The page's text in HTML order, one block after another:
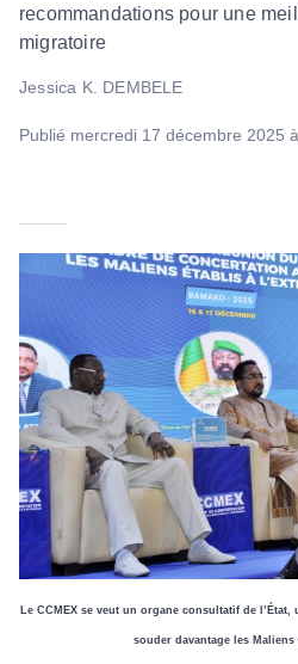
recommandations pour une
migratoire
Jessica K. DEMBELE
Publié mercredi 17 décembre 2025
Le CCMEX se veut un organe consultatif de
souder davantage les Maliens